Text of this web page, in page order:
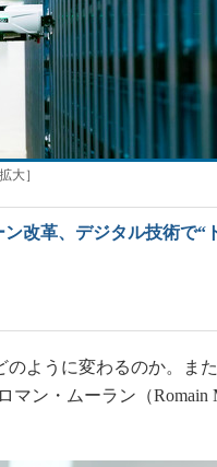
大］
改革、デジタル技術で“
ように変わるのか。ま
マン・ムーラン（Romain